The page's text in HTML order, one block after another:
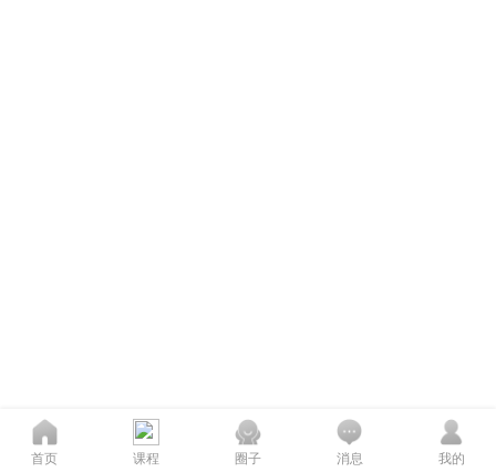
首页 课程 圈子 消息 我的